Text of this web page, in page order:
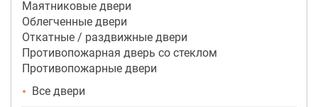
Маятниковые двери
Облегченные двери
Откатные / раздвижные двери
Противопожарная дверь со стеклом
Противопожарные двери
Все двери